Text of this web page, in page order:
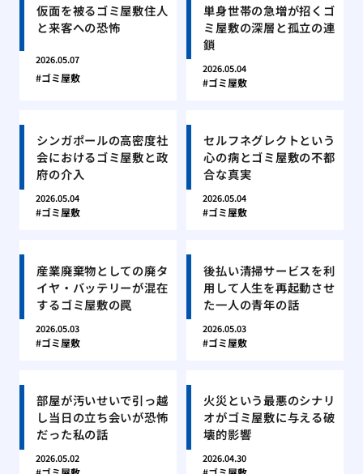
仮面を被るゴミ屋敷住人
と来客への恐怖
2026.05.07
ゴミ屋敷
単身世帯の急増が招くゴ
ミ屋敷の深層と孤立の連
鎖
2026.05.04
ゴミ屋敷
シンガポールの高密度社
会におけるゴミ屋敷と政
府の介入
2026.05.04
ゴミ屋敷
セルフネグレクトという
心の病とゴミ屋敷の不都
合な真実
2026.05.04
ゴミ屋敷
産業廃棄物としての廃タ
イヤ・バッテリーが混在
するゴミ屋敷の罠
2026.05.03
ゴミ屋敷
後払い清掃サービスを利
用して人生を再起動させ
た一人の青年の話
2026.05.03
ゴミ屋敷
部屋が汚いせいで引っ越
し当日の立ち会いが恐怖
だった私の話
2026.05.02
火災という最悪のシナリ
オがゴミ屋敷に与える破
壊的影響
2026.04.30